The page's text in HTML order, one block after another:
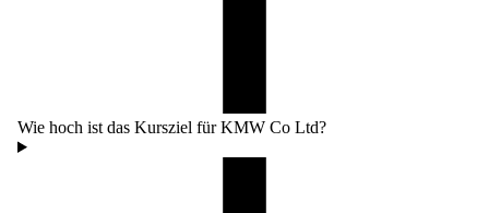
Wie hoch ist das Kursziel für KMW Co Ltd?